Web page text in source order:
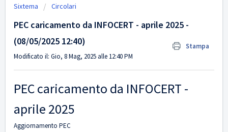
Sixtema
Circolari
PEC caricamento da INFOCERT - aprile 2025 -
(08/05/2025 12:40)
Stampa
Modificato il: Gio, 8 Mag, 2025 alle 12:40 PM
PEC caricamento da INFOCERT -
aprile 2025
Aggiornamento PEC